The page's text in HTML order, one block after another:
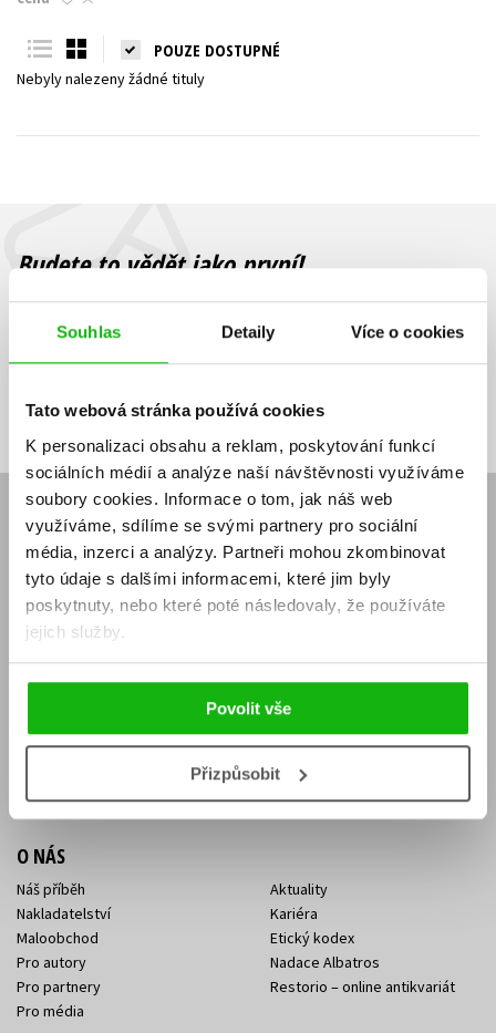
Souhlas Detaily Více o cookies
Tato webová stránka používá cookies
K personalizaci obsahu a reklam, poskytování funkcí
sociálních médií a analýze naší návštěvnosti využíváme
soubory cookies. Informace o tom, jak náš web
využíváme, sdílíme se svými partnery pro sociální
média, inzerci a analýzy. Partneři mohou zkombinovat
tyto údaje s dalšími informacemi, které jim byly
poskytnuty, nebo které poté následovaly, že používáte
jejich služby.
Povolit vše
Přizpůsobit
Young adult (SK)
Všechny tituly
POUZE DOSTUPNÉ
Nebyly nalezeny žádné tituly
Budete to vědět jako první!
Zajímá Vás, jaký knižní hit právě vychází, na jaké zboží je výhodná
sleva, jaká běží soutěž o ceny? Přihlášením k odběru našich e-
souhlasíte se zpracováním osobních údajů
mailová
adresa
mailová
adresa
Vaše e-mailová adresa Přihlásit se
E-SHOP
Aktuality
Naši autoři
Obchodní podmínky
Jak nakoupit
Knižní novinky
Dárkové poukazy
Affiliate program
KONTAKTY
Sídlo společnosti
Kontakty Albatros Media
O NÁS
Náš příběh
Nakladatelství
Maloobchod
Pro autory
Pro partnery
Pro média
Aktuality
Kariéra
Etický kodex
Nadace Albatros
Restorio – online antikvariát